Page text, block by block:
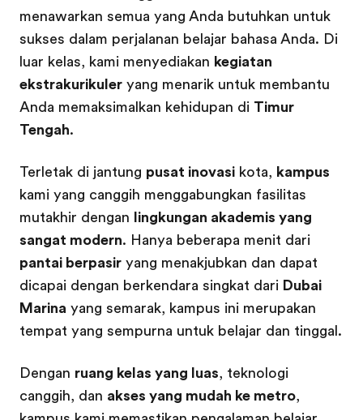
menawarkan semua yang Anda butuhkan untuk
sukses dalam perjalanan belajar bahasa Anda. Di
luar kelas, kami menyediakan kegiatan
ekstrakurikuler yang menarik untuk membantu
Anda memaksimalkan kehidupan di Timur
Tengah.
Terletak di jantung pusat inovasi kota, kampus
kami yang canggih menggabungkan fasilitas
mutakhir dengan lingkungan akademis yang
sangat modern. Hanya beberapa menit dari
pantai berpasir yang menakjubkan dan dapat
dicapai dengan berkendara singkat dari Dubai
Marina yang semarak, kampus ini merupakan
tempat yang sempurna untuk belajar dan tinggal.
Dengan ruang kelas yang luas, teknologi
canggih, dan akses yang mudah ke metro,